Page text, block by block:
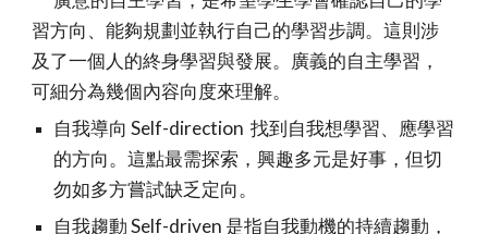
習方向、能夠規劃並執行自己的學習步調。這則涉
及了一個人的終身學習與發展。廣義的自主學習，
可細分為幾個內容向度來理解。
自我導向 Self-direction 找到自我想學習、應學習
的方向。這點最需探索，興趣多元是好事，但切
勿如多方嘗試缺乏定向。
自我趨動 Self-driven 是指自我動機的持續趨動，